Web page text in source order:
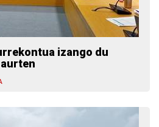
izango du